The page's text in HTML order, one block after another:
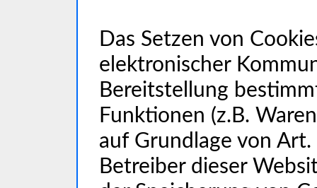
Das Setzen von
elektronischer
Bereitstellung
Funktionen (z.B.
auf Grundlage von
Betreiber dieser